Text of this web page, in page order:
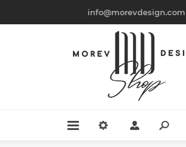
info@morevdesign.com